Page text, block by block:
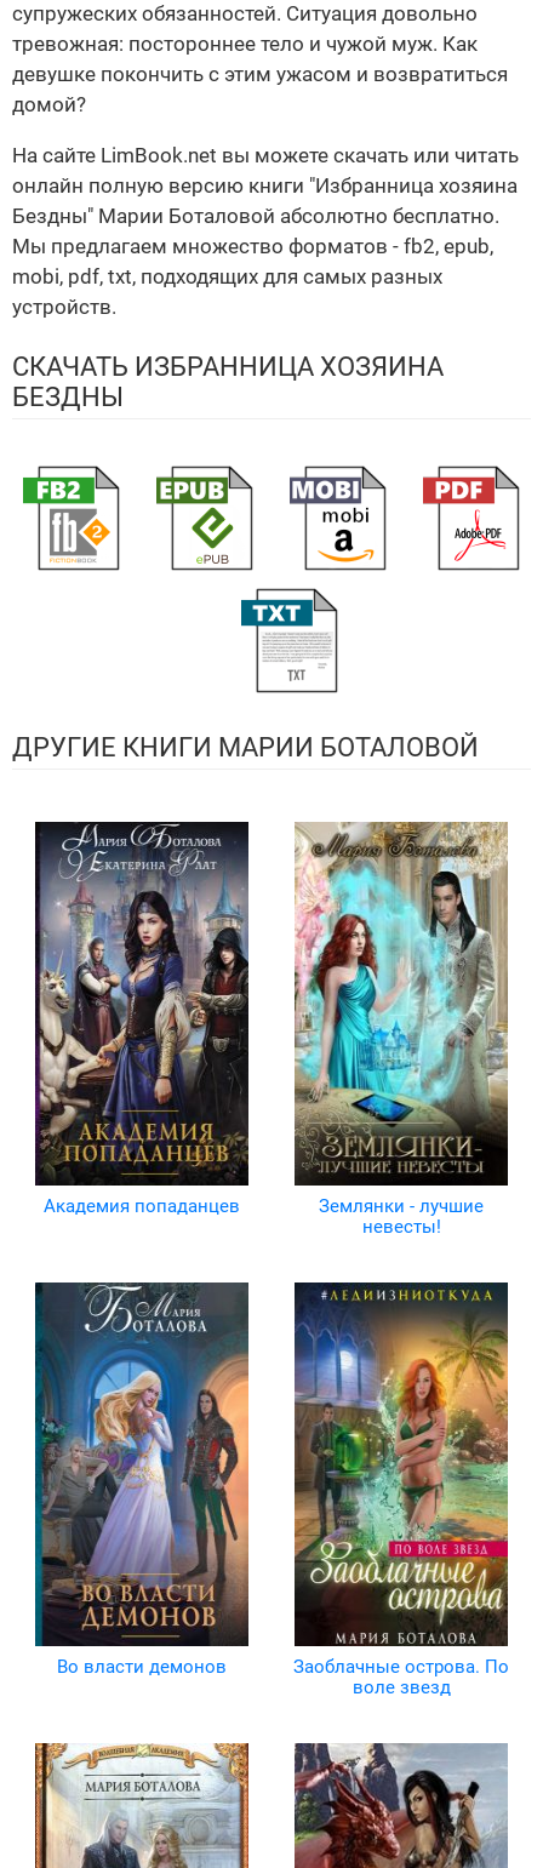
супружеских обязанностей. Ситуация довольно
тревожная: постороннее тело и чужой муж. Как
девушке покончить с этим ужасом и возвратиться
домой?
На сайте LimBook.net вы можете скачать или читать
онлайн полную версию книги "Избранница хозяина
Бездны" Марии Боталовой абсолютно бесплатно.
Мы предлагаем множество форматов - fb2, epub,
mobi, pdf, txt, подходящих для самых разных
устройств.
СКАЧАТЬ ИЗБРАННИЦА ХОЗЯИНА
БЕЗДНЫ
ДРУГИЕ КНИГИ МАРИИ БОТАЛОВОЙ
Академия попаданцев
Землянки - лучшие
невесты!
Во власти демонов
Заоблачные острова. По
воле звезд